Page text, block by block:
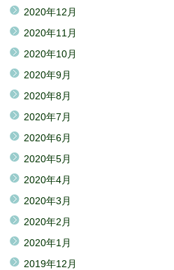
2020年12月
2020年11月
2020年10月
2020年9月
2020年8月
2020年7月
2020年6月
2020年5月
2020年4月
2020年3月
2020年2月
2020年1月
2019年12月